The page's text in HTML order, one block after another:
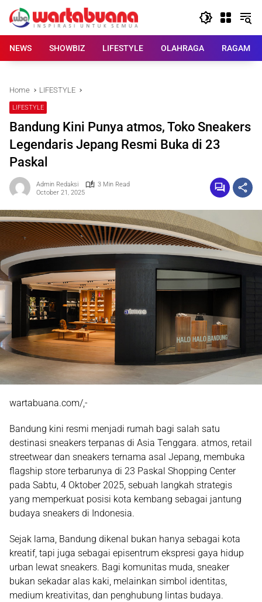
content
NEWS
SHOWBIZ LIFESTYLE OLAHRAGA RAGAM
Home LIFESTYLE
LIFESTYLE
Bandung Kini Punya atmos, Toko Sneakers
Legendaris Jepang Resmi Buka di 23
Paskal
Admin Redaksi
3 Min Read
October 21, 2025
wartabuana.com/,-
Bandung kini resmi menjadi rumah bagi salah satu
destinasi sneakers terpanas di Asia Tenggara. atmos, retail
streetwear dan sneakers ternama asal Jepang, membuka
flagship store terbarunya di 23 Paskal Shopping Center
pada Sabtu, 4 Oktober 2025, sebuah langkah strategis
yang memperkuat posisi kota kembang sebagai jantung
budaya sneakers di Indonesia.
Sejak lama, Bandung dikenal bukan hanya sebagai kota
kreatif, tapi juga sebagai episentrum ekspresi gaya hidup
urban lewat sneakers. Bagi komunitas muda, sneaker
bukan sekadar alas kaki, melainkan simbol identitas,
medium kreativitas, dan penghubung lintas budaya.